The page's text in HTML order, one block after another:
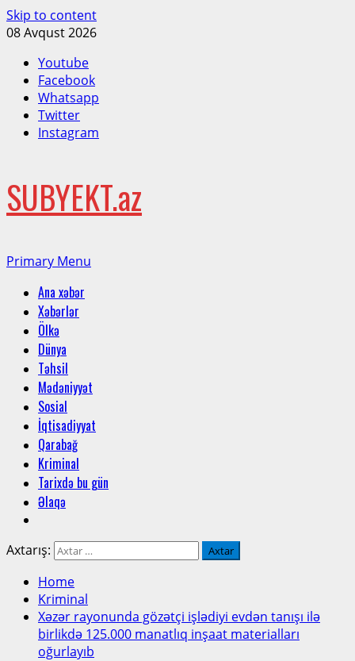
Skip to content
08 Avqust 2026
Youtube
Facebook
Whatsapp
Twitter
Instagram
SUBYEKT.az
Primary Menu
Ana xəbər
Xəbərlər
Ölkə
Dünya
Təhsil
Mədəniyyət
Sosial
İqtisadiyyat
Qarabağ
Kriminal
Tarixdə bu gün
Əlaqə
Axtarış:
Home
Kriminal
Xəzər rayonunda gözətçi işlədiyi evdən tanışı ilə
birlikdə 125.000 manatlıq inşaat materialları
oğurlayıb